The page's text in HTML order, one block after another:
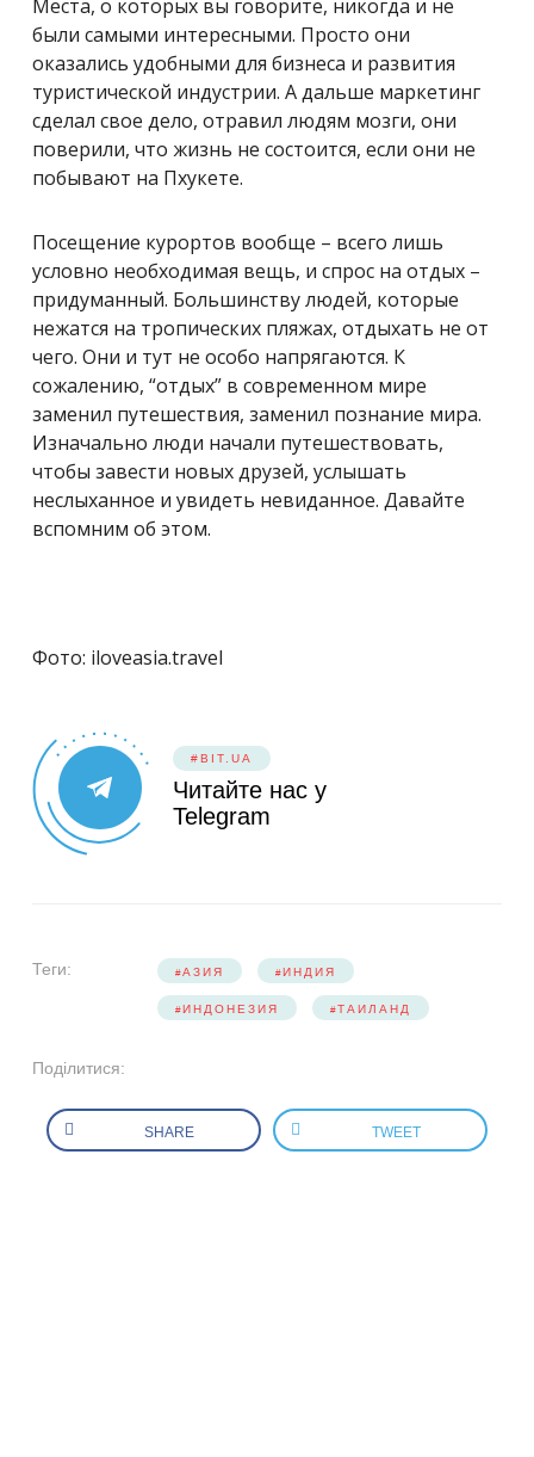
Места, о которых вы говорите, никогда и не
были самыми интересными. Просто они
оказались удобными для бизнеса и развития
туристической индустрии. А дальше маркетинг
сделал свое дело, отравил людям мозги, они
поверили, что жизнь не состоится, если они не
побывают на Пхукете.
Посещение курортов вообще – всего лишь
условно необходимая вещь, и спрос на отдых –
придуманный. Большинству людей, которые
нежатся на тропических пляжах, отдыхать не от
чего. Они и тут не особо напрягаются. К
сожалению, “отдых” в современном мире
заменил путешествия, заменил познание мира.
Изначально люди начали путешествовать,
чтобы завести новых друзей, услышать
неслыханное и увидеть невиданное. Давайте
вспомним об этом.
Фото: iloveasia.travel
#BIT.UA
Читайте нас у
Telegram
Теги: АЗИЯ ИНДИЯ
ИНДОНЕЗИЯ ТАИЛАНД
Поділитися:
SHARE TWEET